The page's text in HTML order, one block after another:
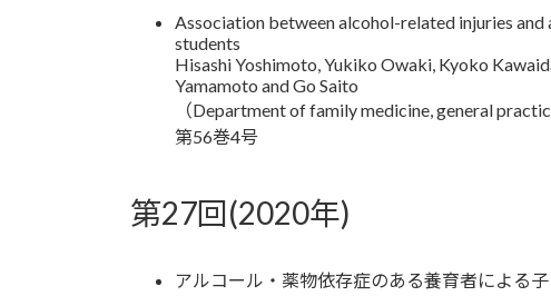
Association between alcohol-related injuries
students
Hisashi Yoshimoto, Yukiko Owaki, Kyoko
Yamamoto and Go Saito
（Department of family medicine, general
第56巻4号
第27回(2020年)
アルコール・薬物依存症のある養育者による